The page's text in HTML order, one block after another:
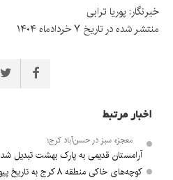
خبرنگار: پوریا ترابی
منتشر شده در تاریخ ۷ خردادماه ۱۴۰۴
اخبار مرتبط
معجزه سبز در حسن‌آباد کرج؛
آرامستان قدیمی به پارک بهشت تبدیل شد
کوچه‌های خاکی منطقه ۸ کرج به تاریخ پیوست